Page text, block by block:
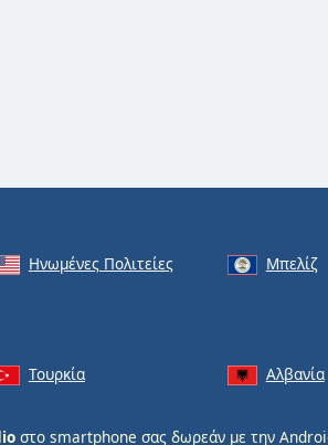
Ηνωμένες Πολιτείες Μπελίζ
Τουρκία Αλβανία
στο smartphone σας δωρεάν με την